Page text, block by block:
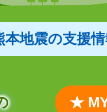
本地震の支援
★